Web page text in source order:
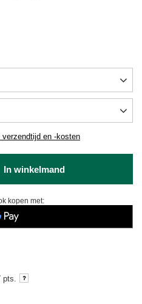
verzendtijd en -kosten
In winkelmand
kopen met:
pts.